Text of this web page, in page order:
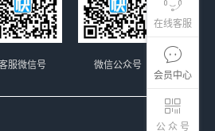
在线客服
会员中心
公 众 号
微信公众号
服微信号